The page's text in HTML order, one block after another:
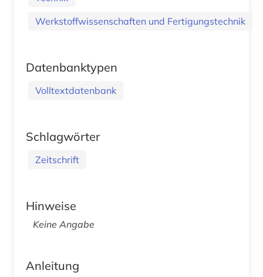
Werkstoffwissenschaften und Fertigungstechnik
Datenbanktypen
Volltextdatenbank
Schlagwörter
Zeitschrift
Hinweise
Keine Angabe
Anleitung